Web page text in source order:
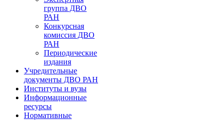
группа ДВО
РАН
Конкурсная
комиссия ДВО
РАН
Периодические
издания
Учредительные
документы ДВО РАН
Институты и вузы
Информационные
ресурсы
Нормативные